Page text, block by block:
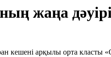
жаңа
кешені арқылы орта